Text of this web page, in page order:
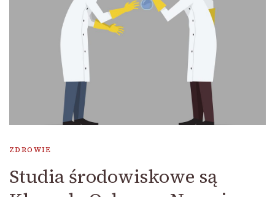
ZDROWIE
Studia środowiskowe są